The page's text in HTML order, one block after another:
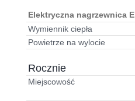
Elektryczna nagrzewnica E
Wymiennik ciepła
Powietrze na wylocie
Rocznie
Miejscowość